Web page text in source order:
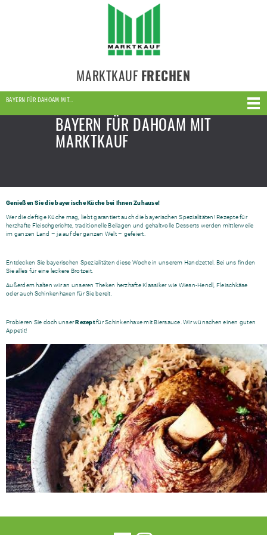
MARKTKAUF FRECHEN
BAYERN FÜR DAHOAM MIT…
BAYERN FÜR DAHOAM MIT
MARKTKAUF
Genießen Sie die bayerische Küche bei Ihnen Zuhause!
Wer die deftige Küche mag, liebt garantiert auch die bayerischen Spezialitäten! Rezepte für
herzhafte Fleischgerichte, traditionelle Beilagen und gehaltvolle Desserts werden mittlerweile
im ganzen Land – ja auf der ganzen Welt – gefeiert.
Entdecken Sie bayerischen Spezialitäten diese Woche in unserem Handzettel. Bei uns finden
Sie alles für eine leckere Brotzeit.
Außerdem halten wir an unseren Theken herzhafte Klassiker wie Wiesn-Hendl, Fleischkäse
oder auch Schinkenhaxen für Sie bereit.
Probieren Sie doch unserRezeptfür Schinkenhaxe mit Biersauce. Wir wünschen einen guten
Appetit!